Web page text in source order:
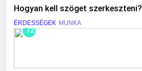
Hogyan kell szöget szerkeszteni?
ÉRDESSÉGEK MUNKA
72